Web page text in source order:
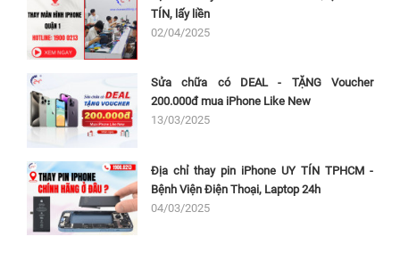
TÍN, lấy liền
02/04/2025
Sửa chữa có DEAL - TẶNG Voucher
200.000đ mua iPhone Like New
13/03/2025
Địa chỉ thay pin iPhone UY TÍN TPHCM -
Bệnh Viện Điện Thoại, Laptop 24h
04/03/2025